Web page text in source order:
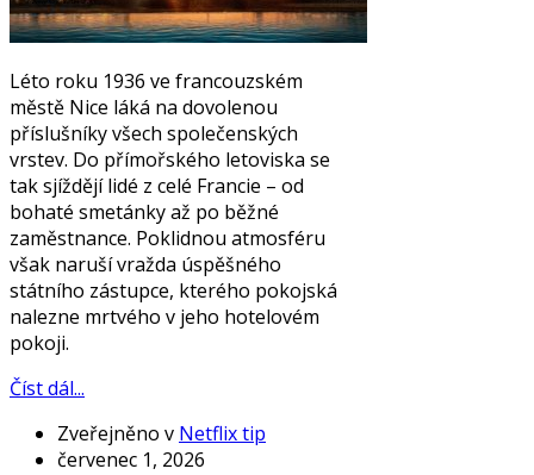
Léto roku 1936 ve francouzském
městě Nice láká na dovolenou
příslušníky všech společenských
vrstev. Do přímořského letoviska se
tak sjíždějí lidé z celé Francie – od
bohaté smetánky až po běžné
zaměstnance. Poklidnou atmosféru
však naruší vražda úspěšného
státního zástupce, kterého pokojská
nalezne mrtvého v jeho hotelovém
pokoji.
Číst dál...
Zveřejněno v Netflix tip
červenec 1, 2026